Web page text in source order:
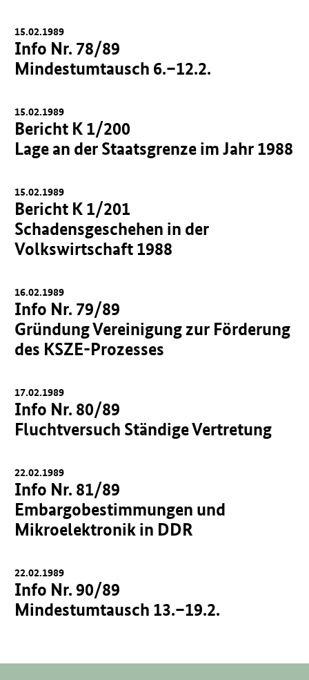
15.02.1989
Info Nr. 78/89
Mindestumtausch 6.–12.2.
15.02.1989
Bericht K 1/200
Lage an der Staatsgrenze im Jahr 1988
15.02.1989
Bericht K 1/201
Schadensgeschehen in der
Volkswirtschaft 1988
16.02.1989
Info Nr. 79/89
Gründung Vereinigung zur Förderung
des KSZE-Prozesses
17.02.1989
Info Nr. 80/89
Fluchtversuch Ständige Vertretung
22.02.1989
Info Nr. 81/89
Embargobestimmungen und
Mikroelektronik in DDR
22.02.1989
Info Nr. 90/89
Mindestumtausch 13.–19.2.